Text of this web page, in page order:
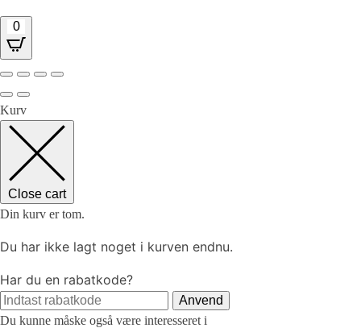
0
Kurv
Close cart
Din kurv er tom.
Du har ikke lagt noget i kurven endnu.
Har du en rabatkode?
Anvend
Du kunne måske også være interesseret i